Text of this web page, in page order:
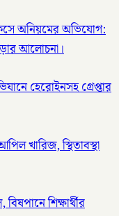
অনিয়মের অভিযোগ:
আলোচনা।
হেরোইনসহ গ্রেপ্তার
খারিজ, স্থিতাবস্থা
শিক্ষার্থীর